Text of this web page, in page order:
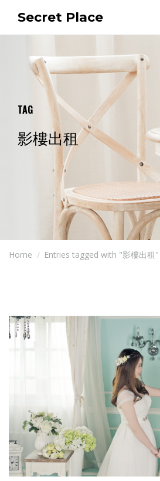
Secret Place
TAG
影樓出租
Home Entries tagged with "影樓出租"